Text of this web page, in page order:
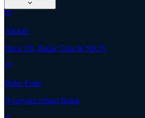
Alkitab
Baca TB, Batak Toba & NKJV
Buku Ende
Nyanyian rohani Batak